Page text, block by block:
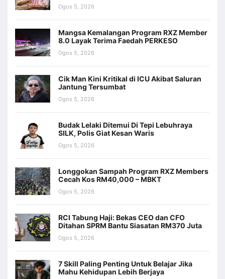
Ogos 5, 2026
Mangsa Kemalangan Program RXZ Member
8.0 Layak Terima Faedah PERKESO
Ogos 5, 2026
Cik Man Kini Kritikal di ICU Akibat Saluran
Jantung Tersumbat
Ogos 5, 2026
Budak Lelaki Ditemui Di Tepi Lebuhraya
SILK, Polis Giat Kesan Waris
Ogos 5, 2026
Longgokan Sampah Program RXZ Members
Cecah Kos RM40,000 – MBKT
Ogos 5, 2026
RCI Tabung Haji: Bekas CEO dan CFO
Ditahan SPRM Bantu Siasatan RM370 Juta
Ogos 5, 2026
7 Skill Paling Penting Untuk Belajar Jika
Mahu Kehidupan Lebih Berjaya